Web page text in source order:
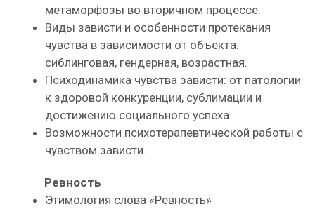
метаморфозы во вторичном процессе.
Виды зависти и особенности протекания
чувства в зависимости от объекта:
сиблинговая, гендерная, возрастная.
Психодинамика чувства зависти: от патологии
к здоровой конкуренции, сублимации и
достижению социального успеха.
Возможности психотерапевтической работы с
чувством зависти.
Ревность
Этимология слова «Ревность»